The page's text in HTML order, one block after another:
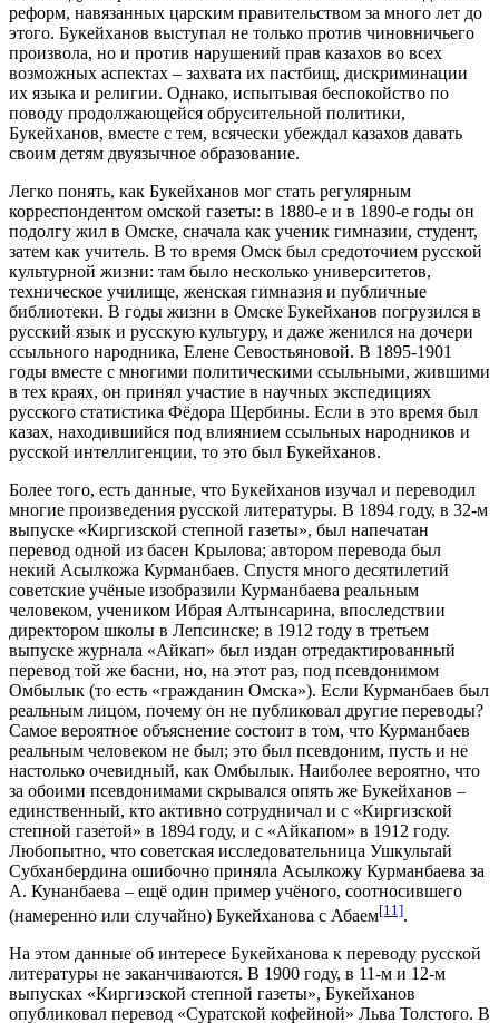
реформ, навязанных царским правительством за много лет до
этого. Букейханов выступал не только против чиновничьего
произвола, но и против нарушений прав казахов во всех
возможных аспектах – захвата их пастбищ, дискриминации
их языка и религии. Однако, испытывая беспокойство по
поводу продолжающейся обрусительной политики,
Букейханов, вместе с тем, всячески убеждал казахов давать
своим детям двуязычное образование.
Легко понять, как Букейханов мог стать регулярным
корреспондентом омской газеты: в 1880-е и в 1890-е годы он
подолгу жил в Омске, сначала как ученик гимназии, студент,
затем как учитель. В то время Омск был средоточием русской
культурной жизни: там было несколько университетов,
техническое училище, женская гимназия и публичные
библиотеки. В годы жизни в Омске Букейханов погрузился в
русский язык и русскую культуру, и даже женился на дочери
ссыльного народника, Елене Севостьяновой. В 1895-1901
годы вместе с многими политическими ссыльными, жившими
в тех краях, он принял участие в научных экспедициях
русского статистика Фёдора Щербины. Если в это время был
казах, находившийся под влиянием ссыльных народников и
русской интеллигенции, то это был Букейханов.
Более того, есть данные, что Букейханов изучал и переводил
многие произведения русской литературы. В 1894 году, в 32-м
выпуске «Киргизской степной газеты», был напечатан
перевод одной из басен Крылова; автором перевода был
некий Асылкожа Курманбаев. Спустя много десятилетий
советские учёные изобразили Курманбаева реальным
человеком, учеником Ибрая Алтынсарина, впоследствии
директором школы в Лепсинске; в 1912 году в третьем
выпуске журнала «Айкап» был издан отредактированный
перевод той же басни, но, на этот раз, под псевдонимом
Омбылык (то есть «гражданин Омска»). Если Курманбаев был
реальным лицом, почему он не публиковал другие переводы?
Самое вероятное объяснение состоит в том, что Курманбаев
реальным человеком не был; это был псевдоним, пусть и не
настолько очевидный, как Омбылык. Наиболее вероятно, что
за обоими псевдонимами скрывался опять же Букейханов –
единственный, кто активно сотрудничал и с «Киргизской
степной газетой» в 1894 году, и с «Айкапом» в 1912 году.
Любопытно, что советская исследовательница Ушкультай
Субханбердина ошибочно приняла Асылкожу Курманбаева за
А. Кунанбаева – ещё один пример учёного, соотносившего
(намеренно или случайно) Букейханова с Абаем[11].
На этом данные об интересе Букейханова к переводу русской
литературы не заканчиваются. В 1900 году, в 11-м и 12-м
выпусках «Киргизской степной газеты», Букейханов
опубликовал перевод «Суратской кофейной» Льва Толстого. В